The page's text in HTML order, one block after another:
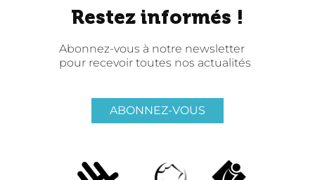
Restez informés !
Abonnez-vous à notre newsletter
pour recevoir toutes nos actualités
ABONNEZ-VOUS